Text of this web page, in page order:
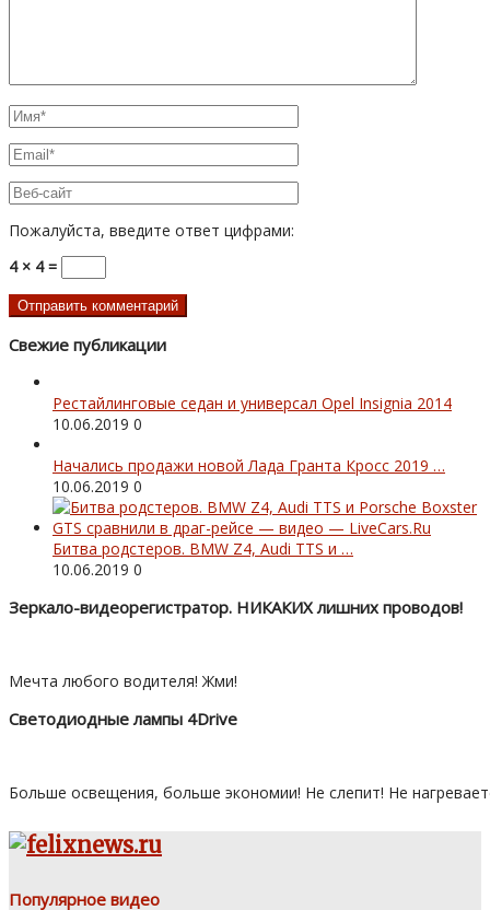
Пожалуйста, введите ответ цифрами:
4 × 4 =
Свежие публикации
Рестайлинговые седан и универсал Opel Insignia 2014
10.06.2019 0
Начались продажи новой Лада Гранта Кросс 2019 …
10.06.2019 0
Битва родстеров. BMW Z4, Audi TTS и …
10.06.2019 0
Зеркало-видеорегистратор. НИКАКИХ лишних проводов!
Мечта любого водителя! Жми!
Светодиодные лампы 4Drive
Больше освещения, больше экономии! Не слепит! Не
Популярное видео